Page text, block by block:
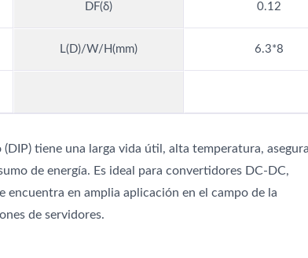
DF(δ) 0.12
L(D)/W/H(mm) 6.3*8
tiene una larga vida útil, alta temperatura,
de energía. Es ideal para convertidores DC-DC,
encuentra en amplia aplicación en el campo de la
de servidores.